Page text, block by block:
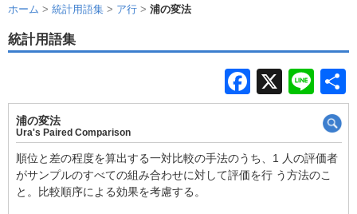
ホーム > 統計用語集 > ア行 > 浦の変法
統計用語集
F
a
e
b
X
Li
n
e
浦の変法
Ura's Paired Comparison
順位と差の程度を算出する一対比較の手法のうち、1 人の評価者
がサンプルのすべての組み合わせに対して評価を行 う方法のこ
と。比較順序による効果を考慮する。